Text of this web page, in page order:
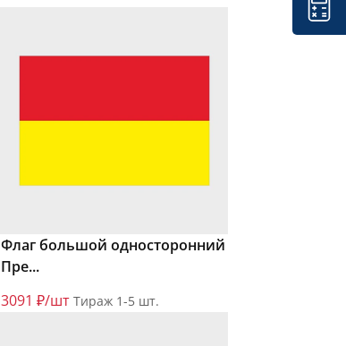
Флаг большой односторонний
Пре...
3091 ₽/шт Тираж 1-5 шт.